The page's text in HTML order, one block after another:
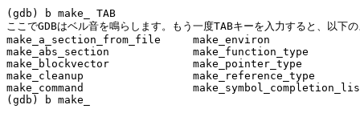
(gdb) b make_ TAB
ここでGDBはベル音を鳴らします。もう一度TABキーを入力すると、以下
make_a_section_from_file     make_environ
make_abs_section             make_function_type
make_blockvector             make_pointer_type
make_cleanup                 make_reference_type
make_command